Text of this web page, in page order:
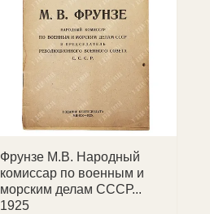
Фрунзе М.В. Народный
комиссар по военным и
морским делам СССР...
1925